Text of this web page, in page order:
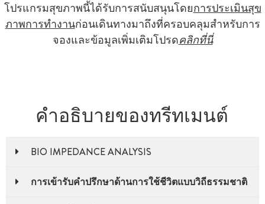
โปรแกรมสุขภาพนี้ได้รับการสนับสนุนโดยการประเมินสุข
ภาพการทํางานก่อนเดินทางมาถึงที่ครอบคลุมสําหรับการ
จองและข้อมูลเพิ่มเติมโปรดคลิกที่นี่
คำอธิบายของทรีทเมนต์
BIO IMPEDANCE ANALYSIS
การเข้ารับคำปรึกษาด้านการใช้ชีวิตแบบวิถีธรรมชาติ